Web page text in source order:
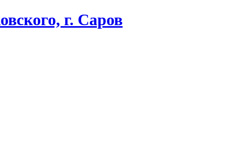
г. Саров